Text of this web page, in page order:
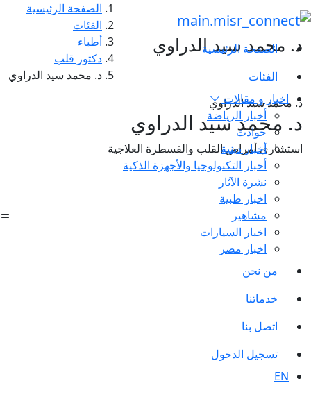
الصفحة الرئيسية
الفئات
اخبار و مقالات
أخبار الرياضة
حوادث
أخبار دينية
أخبار التكنولوجيا والأجهزة الذكية
نشرة الآثار
اخبار طبية
مشاهير
اخبار السيارات
اخبار مصر
من نحن
خدماتنا
اتصل بنا
تسجيل الدخول
EN
د. محمد سيد الدراوي
الصفحة الرئيسية
الفئات
أطباء
دكتور قلب
د. محمد سيد الدراوي
د. محمد سيد الدراوي
د. محمد سيد الدراوي
استشاري أمراض القلب والقسطرة العلاجية